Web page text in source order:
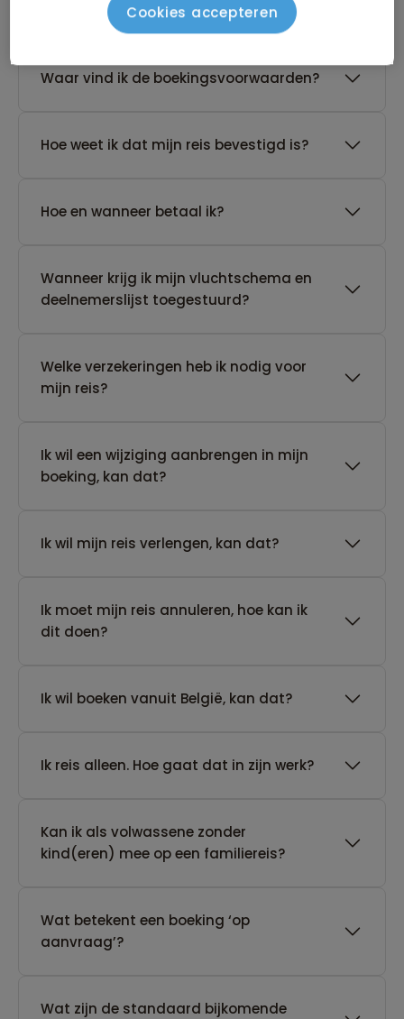
gegarandeerd vertrek. Wat nu?
Waar vind ik de boekingsvoorwaarden?
Hoe weet ik dat mijn reis bevestigd is?
Hoe en wanneer betaal ik?
Wanneer krijg ik mijn vluchtschema en
deelnemerslijst toegestuurd?
Welke verzekeringen heb ik nodig voor
mijn reis?
Ik wil een wijziging aanbrengen in mijn
boeking, kan dat?
Ik wil mijn reis verlengen, kan dat?
Ik moet mijn reis annuleren, hoe kan ik
dit doen?
Ik wil boeken vanuit België, kan dat?
​Ik reis alleen. Hoe gaat dat in zijn werk?
Kan ik als volwassene zonder
kind(eren) mee op een familiereis?
Wat betekent een boeking ‘op
aanvraag’?
Wat zijn de standaard bijkomende
Cookies accepteren